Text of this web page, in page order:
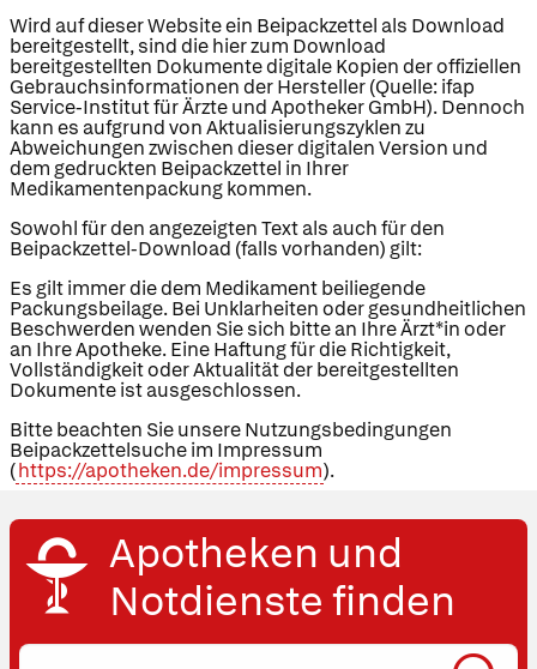
Wird auf dieser Website ein Beipackzettel als Download
bereitgestellt, sind die hier zum Download
bereitgestellten Dokumente digitale Kopien der offiziellen
Gebrauchsinformationen der Hersteller (Quelle: ifap
Service-Institut für Ärzte und Apotheker GmbH). Dennoch
kann es aufgrund von Aktualisierungszyklen zu
Abweichungen zwischen dieser digitalen Version und
dem gedruckten Beipackzettel in Ihrer
Medikamentenpackung kommen.
Sowohl für den angezeigten Text als auch für den
Beipackzettel-Download (falls vorhanden) gilt:
Es gilt immer die dem Medikament beiliegende
Packungsbeilage. Bei Unklarheiten oder gesundheitlichen
Beschwerden wenden Sie sich bitte an Ihre Ärzt*in oder
an Ihre Apotheke. Eine Haftung für die Richtigkeit,
Vollständigkeit oder Aktualität der bereitgestellten
Dokumente ist ausgeschlossen.
Bitte beachten Sie unsere Nutzungsbedingungen
Beipackzettelsuche im Impressum
(https://apotheken.de/impressum).
Apotheken und
Notdienste finden
Ort,